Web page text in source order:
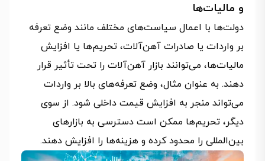
و مالیات‌ها
دولت‌ها با اعمال سیاست‌های مختلف مانند وضع تعرفه
بر واردات یا صادرات آهن‌آلات، تحریم‌ها یا افزایش
مالیات‌ها، می‌توانند بازار آهن‌آلات را تحت تأثیر قرار
دهند. به عنوان مثال، وضع تعرفه‌های بالا بر واردات
می‌تواند منجر به افزایش قیمت داخلی شود. از سوی
دیگر، تحریم‌ها ممکن است دسترسی به بازارهای
بین‌المللی را محدود کرده و هزینه‌ها را افزایش دهند.